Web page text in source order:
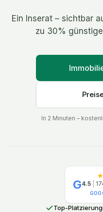
Ein Inserat – sichtbar
zu 30%
In 2 Minuten –
G4.5
Top-